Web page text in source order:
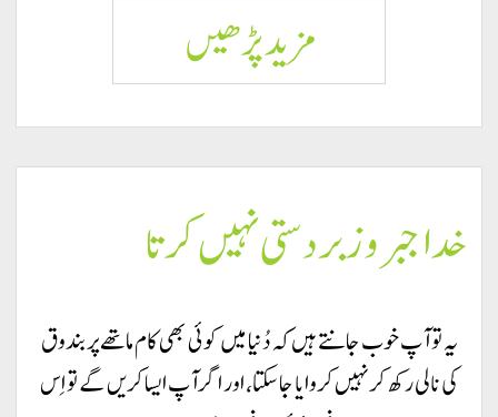
مزید پڑھيں
نُور
ہے
خدا جبر و زبردستی نہیں کرتا
یہ تو آپ خوب جانتے ہیں کہ دُنیا میں کوئی بھی کام ماتھے پر بندوق
کی نالی رکھ کر نہیں کروایا جا سکتا، اور اگر آپ ایسا کریں گے تو اِس